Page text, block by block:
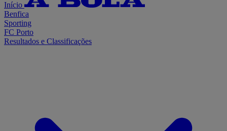
Início
Benfica
Sporting
FC Porto
Resultados e Classificações